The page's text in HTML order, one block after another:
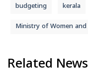
budgeting kerala
Ministry of Women
Related